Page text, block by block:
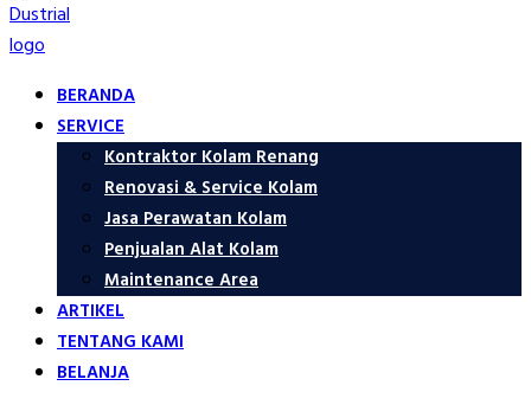
BERANDA
SERVICE
Kontraktor Kolam Renang
Renovasi & Service Kolam
Jasa Perawatan Kolam
Penjualan Alat Kolam
Maintenance Area
ARTIKEL
TENTANG KAMI
BELANJA